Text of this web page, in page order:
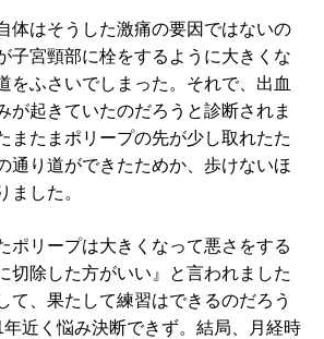
体はそうした激痛の要因ではないの
子宮頸部に栓をするように大きくな
をふさいでしまった。それで、出血
が起きていたのだろうと診断されま
またまポリープの先が少し取れたた
通り道ができたためか、歩けないほ
ました。
リープは大きくなって悪さをする
切除した方がいい』と言われました
て、果たして練習はできるのだろう
近く悩み決断できず。結局、月経時